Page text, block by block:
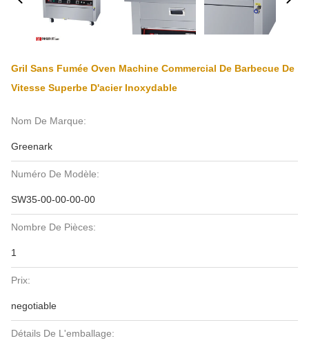
Gril Sans Fumée Oven Machine Commercial De Barbecue De
Vitesse Superbe D'acier Inoxydable
Nom De Marque:
Greenark
Numéro De Modèle:
SW35-00-00-00-00
Nombre De Pièces:
1
Prix:
negotiable
Détails De L'emballage: